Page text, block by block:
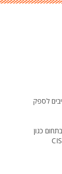
לספק
כגון